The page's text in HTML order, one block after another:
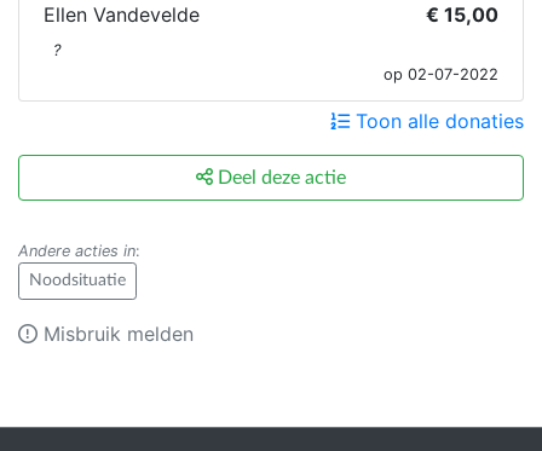
Ellen Vandevelde € 15,00
?
op 02-07-2022
Toon alle donaties
Deel deze actie
Andere acties in:
Noodsituatie
Misbruik melden